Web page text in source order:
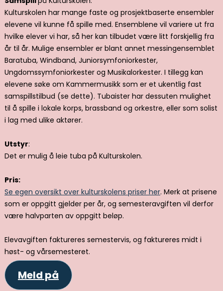
Kulturskolen har mange faste og prosjektbaserte ensembler
elevene vil kunne få spille med. Ensemblene vil variere ut fra
hvilke elever vi har, så her kan tilbudet være litt forskjellig fra
år til år. Mulige ensembler er blant annet messingensemblet
Baratuba, Windband, Juniorsymfoniorkester,
Ungdomssymfoniorkester og Musikalorkester. I tillegg kan
elevene søke om Kammermusikk som er et ukentlig fast
samspillstilbud (se dette). Tubaister har dessuten mulighet
til å spille i lokale korps, brassband og orkestre, eller som solist
i lag med ulike aktører.
Utstyr:
Det er mulig å leie tuba på Kulturskolen.
Pris:
Se egen oversikt over kulturskolens priser her. Merk at prisene
som er oppgitt gjelder per år, og semesteravgiften vil derfor
være halvparten av oppgitt beløp.
Elevavgiften faktureres semestervis, og faktureres midt i
høst- og vårsemesteret.
Meld på